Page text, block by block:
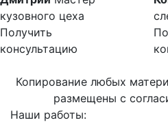
кузовного цеха
Получить
консультацию
Копирование любых
размещены с
Наши работы: